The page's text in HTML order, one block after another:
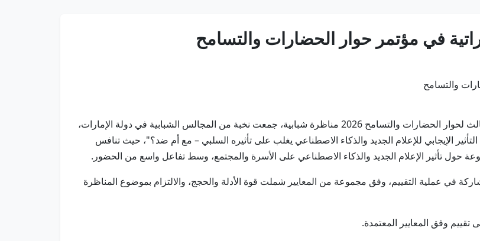
في مؤتمر حوار الحضارات والتسامح
أبوظبي في 4 يونيو /وام/ شهد اليوم الأول من المؤتمر الدولي الثالث لحوار الحضارات والتسامح 2026 مناظرة شبابية، جمعت نخبة من المجالس الشبابية في دولة الإمارات،
الإيجابي للإعلام الجديد والذكاء الاصطناعي يغلب على تأثيره السلبي – مع أم ضد؟"، حيث تنافس
تأثير الإعلام الجديد والذكاء الاصطناعي على الأسرة والمجتمع، وسط تفاعل واسع من الحضور.
في عملية التقييم، وفق مجموعة من المعايير شملت قوة الأدلة والحجج، والالتزام بموضوع المناظرة
وفق المعايير المعتمدة.